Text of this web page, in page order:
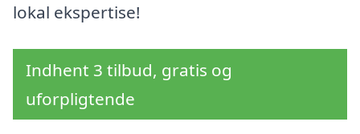
lokal ekspertise!
Indhent 3 tilbud, gratis og
uforpligtende